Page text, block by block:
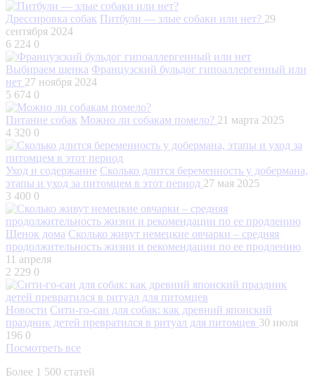
Дрессировка собак Питбули — злые собаки или нет? 29
сентября 2024
6 224 0
Выбираем щенка Французский бульдог гипоаллергенный или
нет 27 ноября 2024
5 674 0
Питание собак Можно ли собакам помело? 21 марта 2025
4 320 0
Уход и содержание Сколько длится беременность у добермана,
этапы и уход за питомцем в этот период 27 мая 2025
3 400 0
Щенок дома Сколько живут немецкие овчарки – средняя
продолжительность жизни и рекомендации по ее продлению
11 апреля
2 229 0
Новости Сити-го-сан для собак: как древний японский
праздник детей превратился в ритуал для питомцев 30 июля
196 0
Посмотреть все
Более 1 500 статей